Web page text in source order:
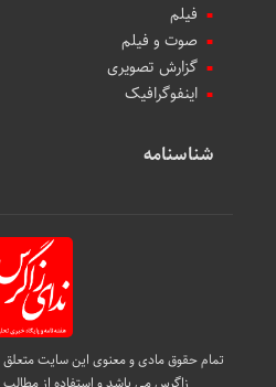
فیلم
صوت و فیلم
گزارش تصویری
اینفوگرافیک
شناسنامه
تمام حقوق مادی و معنوی این سایت متعلق